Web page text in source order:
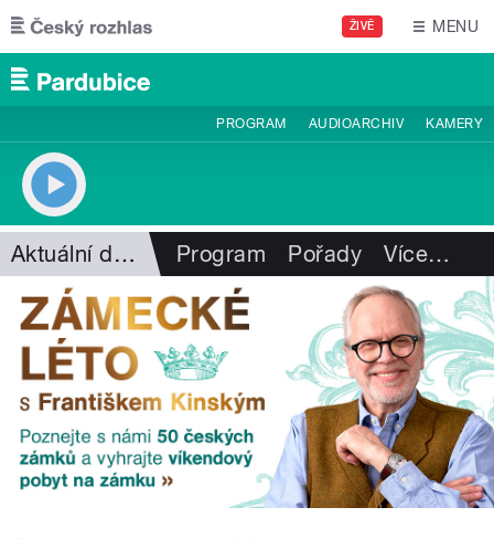
Přejít k hlavnímu obsahu
ŽIVĚ MENU
PROGRAM AUDIOARCHIV KAMERY
Aktuální dění Program Pořady Více…